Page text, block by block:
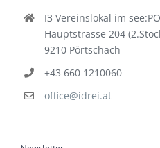
I3 Vereinslokal im
Hauptstrasse 204 (2.Stock)
9210 Pörtschach
+43 660 1210060